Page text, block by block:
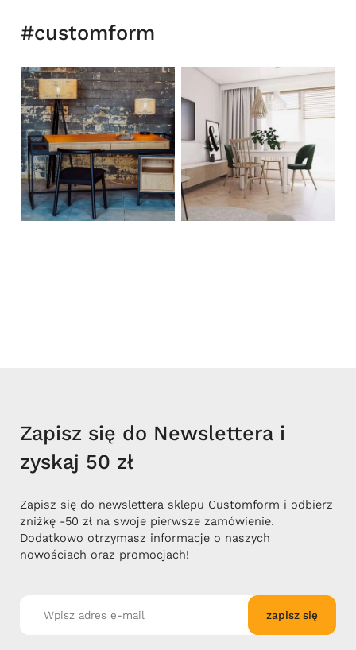
#customform
Zapisz się do Newslettera i
zyskaj 50 zł
Zapisz się do newslettera sklepu Customform i odbierz
zniżkę -50 zł na swoje pierwsze zamówienie.
Dodatkowo otrzymasz informacje o naszych
nowościach oraz promocjach!
zapisz się